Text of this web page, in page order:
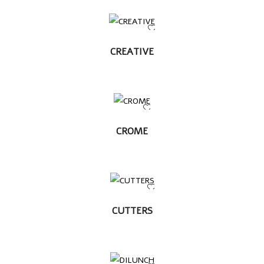
LEER MÁS
CREATIVE
MÁS
CROME
LEER MÁS
CUTTERS